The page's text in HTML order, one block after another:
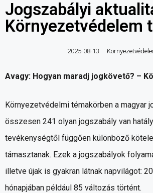
Jogszabályi
Környezetvédelem
2025-08-13
Avagy: Hogyan maradj jogkövető? –
Környezetvédelmi témakörben a magyar
összesen 241 olyan jogszabály van
tevékenységtől függően különböző
támasztanak. Ezek a jogszabályok
illetve újak is gyakran látnak napvilágot:
hónapjában például 85 változás történt.